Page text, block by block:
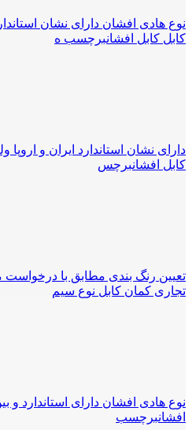
کابل کابل افشانبرچسب ه
کابل افشانبرچس
تجاری کمان کابل نوع سیم
افشانبرچسب